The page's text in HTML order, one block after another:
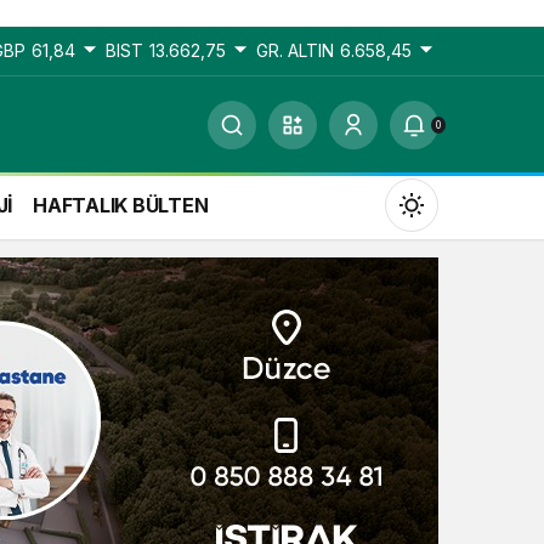
61,84 BIST 13.662,75 GR. ALTIN 6.658,45
0
HAFTALIK BÜLTEN
Gündüz Modu
Gündüz modunu seçin.
Gece Modu
Gece modunu seçin.